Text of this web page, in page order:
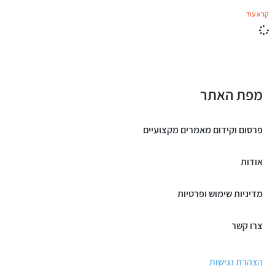
קרא עוד
מפת האתר
פרסום וקידום מאמרים מקצועיים
אודות
מדיניות שימוש ופרטיות
צרו קשר
הצהרת נגישות